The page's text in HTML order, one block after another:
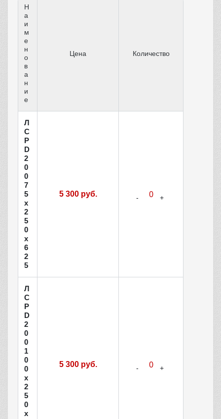
Н
а
и
м
е
н
о
в
а
н
и
е
Цена Количество
Л
С
Р
D
2
0
0
7
5
х
2
5
0
х
6
2
5
5 300 руб.
Л
С
Р
D
2
0
0
1
0
0
х
2
5
0
х
5 300 руб.